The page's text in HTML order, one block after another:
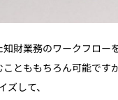
財業務のワークフロー
とももちろん可能です
ズして、